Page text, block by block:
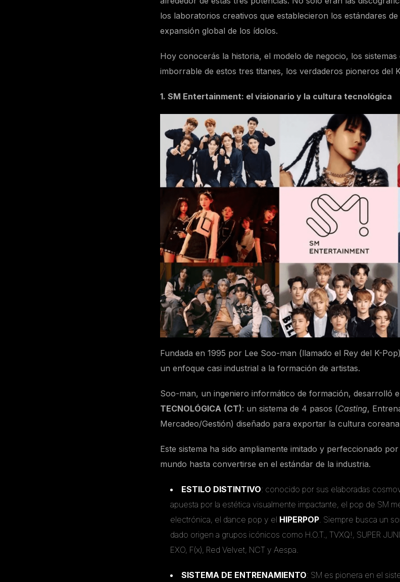
los laboratorios creativos que establecieron los estándares
expansión global de los ídolos.
Hoy conocerás la historia, el modelo de negocio, los
imborrable de estos tres titanes, los verdaderos pioneros del
1. SM Entertainment: el visionario y la cultura tecnológica
Fundada en 1995 por Lee Soo-man (llamado el Rey del K-
un enfoque casi industrial a la formación de artistas.
Soo-man, un ingeniero informático de formación, desarrolló
TECNOLÓGICA (CT): un sistema de 4 pasos (Casting,
Mercadeo/Gestión) diseñado para exportar la cultura
Este sistema ha sido ampliamente imitado y perfeccionado
mundo hasta convertirse en el estándar de la industria.
ESTILO DISTINTIVO: conocido por sus elaboradas
apuesta por la estética visualmente impactante, el pop de SM
electrónica, el dance pop y el HIPERPOP. Siempre busca un
dado origen a grupos icónicos como H.O.T., TVXQ!, SUPER
EXO, F(x), Red Velvet, NCT y Aespa.
SISTEMA DE ENTRENAMIENTO: SM es pionera en el